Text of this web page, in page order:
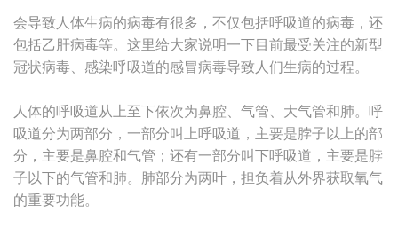
会导致人体生病的病毒有很多，不仅包括呼吸道的病毒，还
包括乙肝病毒等。这里给大家说明一下目前最受关注的新型
冠状病毒、感染呼吸道的感冒病毒导致人们生病的过程。
人体的呼吸道从上至下依次为鼻腔、气管、大气管和肺。呼
吸道分为两部分，一部分叫上呼吸道，主要是脖子以上的部
分，主要是鼻腔和气管；还有一部分叫下呼吸道，主要是脖
子以下的气管和肺。肺部分为两叶，担负着从外界获取氧气
的重要功能。